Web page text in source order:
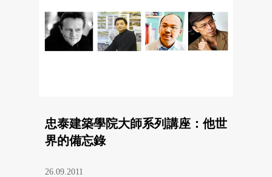
忠泰建築學院大師系列講座：他世
界的備忘錄
26.09.2011